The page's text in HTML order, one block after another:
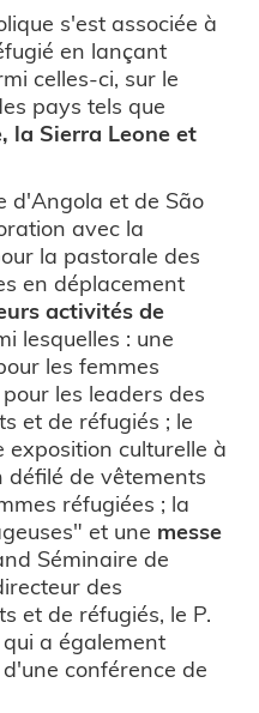
s'est associée à
en lançant
celles-ci, sur le
pays tels que
la Sierra Leone et
d'Angola et de São
avec la
la pastorale des
en déplacement
activités de
lesquelles : une
les femmes
les leaders des
et de réfugiés ; le
exposition culturelle à
défilé de vêtements
réfugiées ; la
et une messe
Séminaire de
des
et de réfugiés, le P.
a également
conférence de